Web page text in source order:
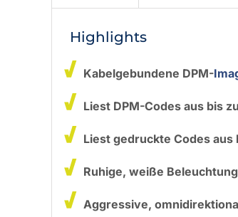
Highlights
Kabelgebundene DPM-
Liest DPM-Codes aus bis
Liest gedruckte Codes aus
Ruhige, weiße Beleuchtung
Aggressive,